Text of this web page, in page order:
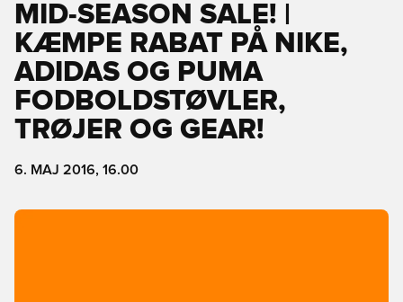
MID-SEASON SALE! |
KÆMPE RABAT PÅ NIKE,
ADIDAS OG PUMA
FODBOLDSTØVLER,
TRØJER OG GEAR!
6. MAJ 2016, 16.00